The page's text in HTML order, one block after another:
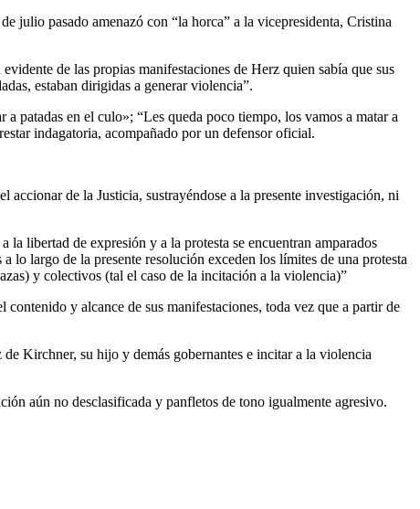
julio pasado amenazó con “la horca” a la vicepresidenta, Cristina
de las propias manifestaciones de Herz quien sabía que sus
estaban dirigidas a generar violencia”.
patadas en el culo»; “Les queda poco tiempo, los vamos a matar a
indagatoria, acompañado por un defensor oficial.
de la Justicia, sustrayéndose a la presente investigación, ni
libertad de expresión y a la protesta se encuentran amparados
lo largo de la presente resolución exceden los límites de una protesta
y colectivos (tal el caso de la incitación a la violencia)”
y alcance de sus manifestaciones, toda vez que a partir de
Kirchner, su hijo y demás gobernantes e incitar a la violencia
aún no desclasificada y panfletos de tono igualmente agresivo.